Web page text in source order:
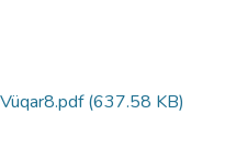
(637.58 KB)